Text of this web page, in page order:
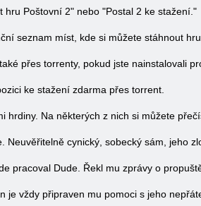
Poštovní 2" nebo "Postal 2 ke stažení."
seznam míst, kde si můžete stáhnout hru
přes torrenty, pokud jste nainstalovali
ke stažení zdarma přes torrent.
hrdiny. Na některých z nich si můžete
Neuvěřitelně cynický, sobecký sám, jeho
pracoval Dude. Řekl mu zprávy o
je vždy připraven mu pomoci s jeho